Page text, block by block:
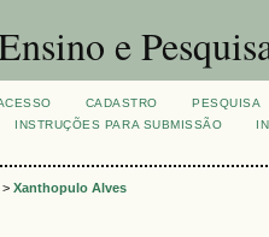
e
CADASTRO
PESQUISA
INSTRUÇÕES PARA SUBMISSÃO
> Xanthopulo Alves